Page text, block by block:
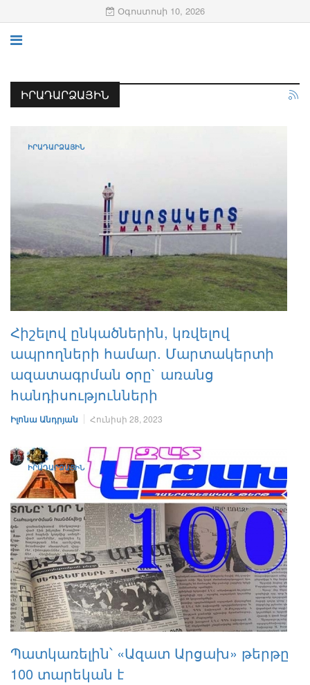
Օգոստոսի 10, 2026
ԻՐԱԴԱՐՁԱՅԻՆ
ԻՐԱԴԱՐՁԱՅԻՆ
Հիշելով ընկածներին, կռվելով
ապրողների համար. Մարտակերտի
ազատագրման օրը` առանց
հանդիսությունների
Իլոնա Անդրյան Հունիսի 28, 2023
ԻՐԱԴԱՐՁԱՅԻՆ
Պատկառելին՝ «Ազատ Արցախ» թերթը
100 տարեկան է